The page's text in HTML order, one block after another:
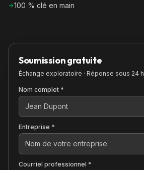
100 % clé en main
Soumission gratuite
Échange exploratoire · Réponse sous 24 h
Nom complet *
Entreprise *
Courriel professionnel *